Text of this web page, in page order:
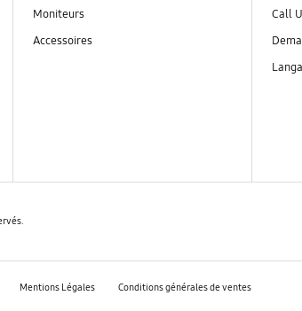
Moniteurs
Accessoires
Call
Mentions Légales Conditions générales de ventes